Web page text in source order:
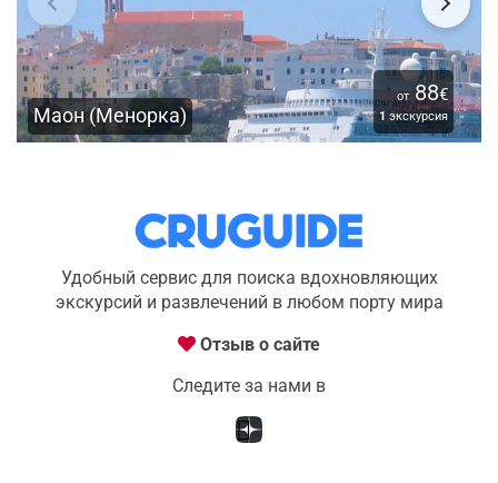
Маон (Менорка)
от 88€
1 экскурсия
Удобный сервис для поиска вдохновляющих
экскурсий и развлечений в любом порту мира
Отзыв о сайте
Следите за нами в